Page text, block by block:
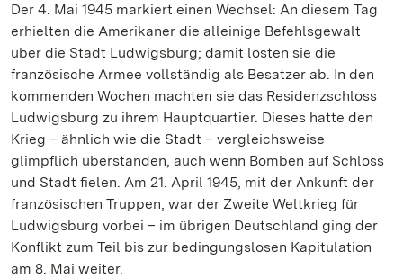
Der 4. Mai 1945 markiert einen Wechsel: An diesem Tag
erhielten die Amerikaner die alleinige Befehlsgewalt
über die Stadt Ludwigsburg; damit lösten sie die
französische Armee vollständig als Besatzer ab. In den
kommenden Wochen machten sie das Residenzschloss
Ludwigsburg zu ihrem Hauptquartier. Dieses hatte den
Krieg – ähnlich wie die Stadt – vergleichsweise
glimpflich überstanden, auch wenn Bomben auf Schloss
und Stadt fielen. Am 21. April 1945, mit der Ankunft der
französischen Truppen, war der Zweite Weltkrieg für
Ludwigsburg vorbei – im übrigen Deutschland ging der
Konflikt zum Teil bis zur bedingungslosen Kapitulation
am 8. Mai weiter.